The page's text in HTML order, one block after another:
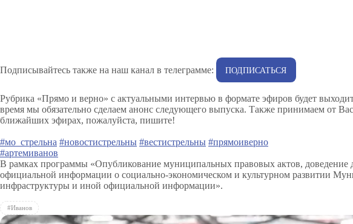
Подписывайтесь также на наш канал в телеграмме: ПОДПИСАТЬСЯ
Рубрика «Прямо и верно» с актуальными интервью в формате эфиров будет
время мы обязательно сделаем анонс следующего выпуска. Также принимаем от
ближайших эфирах, пожалуйста, пишите!
#мо_стрельна #новостистрельны #вестистрельны #прямоиверно
#артемиванов
В рамках программы «Опубликование муниципальных правовых актов, доведение
официальной информации о социально-экономическом и культурном развитии
инфраструктуры и иной официальной информации».
#Иванов